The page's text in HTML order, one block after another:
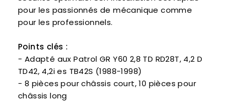
pour les passionnés de mécanique comme
pour les professionnels.
Points clés :
- Adapté aux Patrol GR Y60 2,8 TD RD28T, 4,2 D
TD42, 4,2i es TB42S (1988-1998)
- 8 pièces pour châssis court, 10 pièces pour
châssis long